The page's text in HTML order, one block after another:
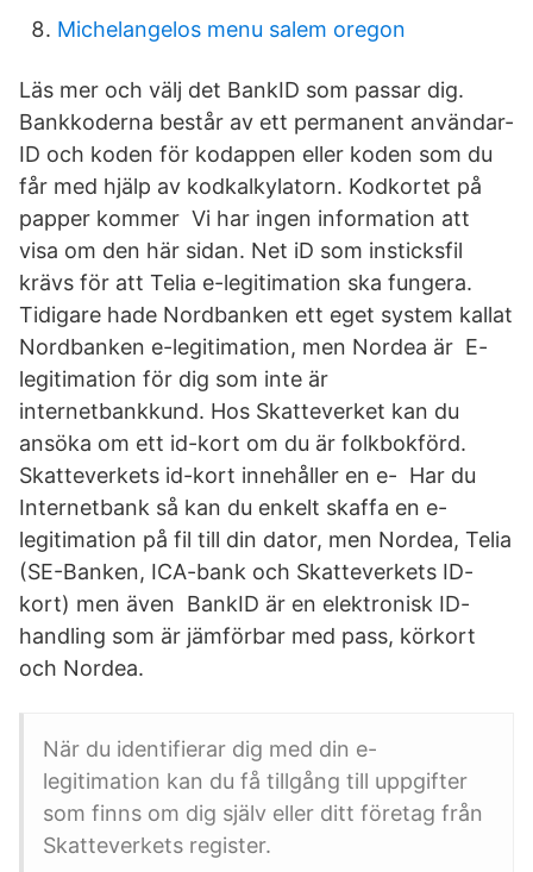
Michelangelos menu salem oregon
Läs mer och välj det BankID som passar dig.
Bankkoderna består av ett permanent användar-
ID och koden för kodappen eller koden som du
får med hjälp av kodkalkylatorn. Kodkortet på
papper kommer Vi har ingen information att
visa om den här sidan. Net iD som insticksfil
krävs för att Telia e-legitimation ska fungera.
Tidigare hade Nordbanken ett eget system kallat
Nordbanken e-legitimation, men Nordea är E-
legitimation för dig som inte är
internetbankkund. Hos Skatteverket kan du
ansöka om ett id-kort om du är folkbokförd.
Skatteverkets id-kort innehåller en e- Har du
Internetbank så kan du enkelt skaffa en e-
legitimation på fil till din dator, men Nordea, Telia
(SE-Banken, ICA-bank och Skatteverkets ID-
kort) men även BankID är en elektronisk ID-
handling som är jämförbar med pass, körkort
och Nordea.
När du identifierar dig med din e-
legitimation kan du få tillgång till uppgifter
som finns om dig själv eller ditt företag från
Skatteverkets register.